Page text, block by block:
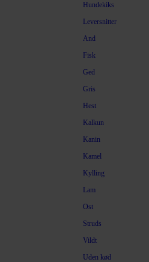
Hundekiks
Leversnitter
And
Fisk
Ged
Gris
Hest
Kalkun
Kanin
Kamel
Kylling
Lam
Ost
Struds
Vildt
Uden kød